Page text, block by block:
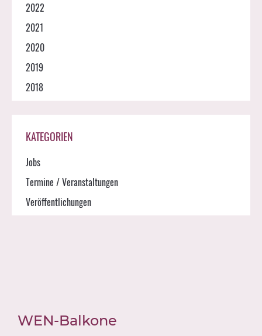
2022
2021
2020
2019
2018
KATEGORIEN
Jobs
Termine / Veranstaltungen
Veröffentlichungen
WEN-Balkone